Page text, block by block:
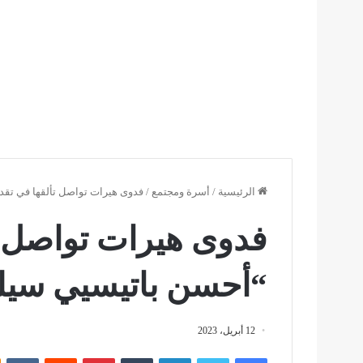
الرئيسية / أسرة ومجتمع /فدوى هيرات تواصل تألقها في
فدوى هيرات تواصل
“أحسن باتيسيي
12 أبريل، 2023
فيسبوك تويتر لينكدإن بينتيريست